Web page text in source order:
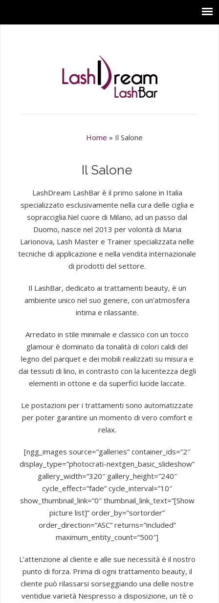
Home » Il Salone
Il Salone
LashDream LashBar è il primo salone in Italia
specializzato esclusivamente nella cura delle ciglia e
sopracciglia.Nel cuore di Milano, ad un passo dal
Duomo, nasce nel 2013 per volontà di Maria
Larionova, Lash Master e Trainer specializzata nelle
tecniche di applicazione e nella vendita internazionale
di prodotti del settore.
Il LashBar, dedicato ai trattamenti beauty, è un
ambiente unico nel suo genere, con un’atmosfera
intima e rilassante.
Arredato in stile minimale e classico con un tocco
glamour è dominato da tonalità di colori caldi del
legno del parquet e dei mobili realizzati su misura e
dai tessuti di lino, in contrasto con la lucentezza degli
elementi in ottone e da superfici lucide laccate.
Le postazioni per i trattamenti sono automatizzate
per poter garantire un momento di vero comfort e
relax.
[ngg_images source=”galleries” container_ids=”2″
display_type=”photocrati-nextgen_basic_slideshow”
gallery_width=”320″ gallery_height=”240″
cycle_effect=”fade” cycle_interval=”10″
show_thumbnail_link=”0″ thumbnail_link_text=”[Show
picture list]” order_by=”sortorder”
order_direction=”ASC” returns=”included”
maximum_entity_count=”500″]
L’attenzione al cliente e alle sue necessità è il nostro
punto di forza. Prima di ogni trattamento beauty, il
cliente può rilassarsi sorseggiando una delle nostre
ventidue varietà Nespresso a disposizione, un tè o